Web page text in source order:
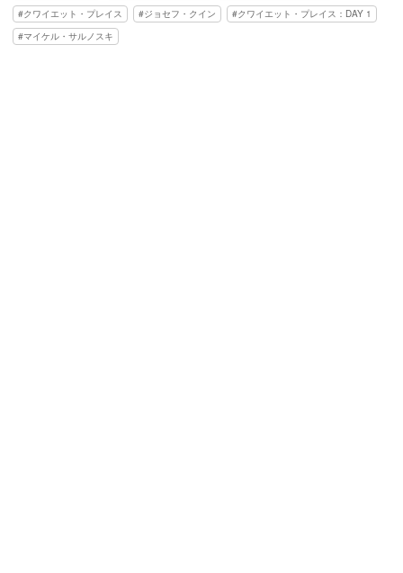
クワイエット・プレイス
ジョセフ・クイン
クワイエット・プレイス：DAY 1
マイケル・サルノスキ